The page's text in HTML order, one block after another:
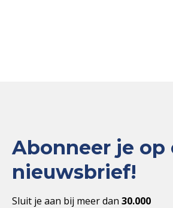
Abonneer je op
nieuwsbrief!
Sluit je aan bij meer dan 30.000